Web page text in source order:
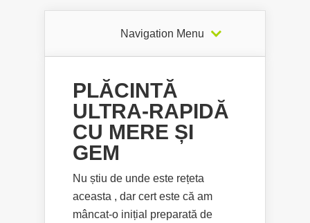
Navigation Menu
PLĂCINTĂ
ULTRA-RAPIDĂ
CU MERE ȘI
GEM
Nu știu de unde este rețeta
aceasta , dar cert este că am
mâncat-o inițial preparată de